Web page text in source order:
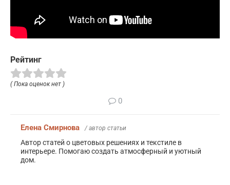
Рейтинг
( Пока оценок нет )
0
Елена Смирнова / автор статьи
Автор статей о цветовых решениях и текстиле в
интерьере. Помогаю создать атмосферный и уютный
дом.